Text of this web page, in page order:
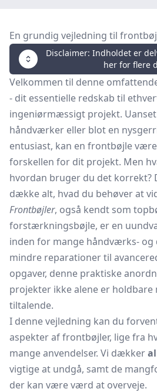
En grundig vejledning til
Disclaimer: Indholdet er
her for flere
Velkommen til denne
- dit essentielle redskab til
ingeniørmæssigt projekt.
håndværker eller blot en
entusiast, kan en frontbøjle
forskellen for dit projekt. Men
hvordan bruger du det korrekt?
dække alt, hvad du behøver at
Frontbøjler, også kendt som
forstærkningsbøjle, er en
inden for mange håndværks- og
mindre reparationer til
opgaver, denne praktiske
projekter ikke alene er
tiltalende.
I denne vejledning kan du
aspekter af frontbøjler, lige fra
mange anvendelser. Vi dækker
vigtige at undgå, samt de
der kan være værd at overveje.